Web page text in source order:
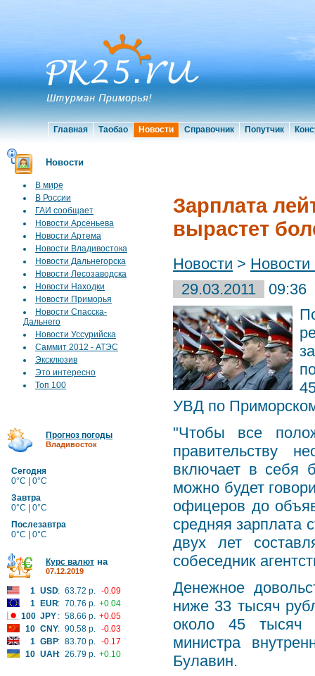
Главная Таобао Новости Справочник Попутчик
Новости
В мире
В России
ГАИ сообщает
Новости Арсеньева
Новости Артема
Новости Владивостока
Новости Дальнегорска
Новости Лесозаводска
Новости Находки
Новости Приморья
Новости Спасска-
Дальнего
Новости Уссурийска
Саммит 2012 - АТЭС
Эксклюзив
Это интересно
Топ 100
Прогноз погоды
Владивосток
Сегодня
0°C | 0°C
Завтра
0°C | 0°C
Послезавтра
0°C | 0°C
Курс валют на
07.12.2019
1 USD: 63.72 р. -0.09
1
EUR: 70.76 р. +0.04
100 JPY : 58.66 р. +0.05
10 CNY: 90.58 р. -0.03
1 GBP: 83.70 р. -0.17
10 UAH: 26.79 р. +0.10
Зарплата
вырастет
Новости >
29.03.2011
09:36
УВД по
"Чтобы все
правительству
включает в себя
можно будет
офицеров до
средняя зарплата
двух лет
собеседник
Денежное
ниже 33 тысяч
около 45 тысяч
министра
Булавин.